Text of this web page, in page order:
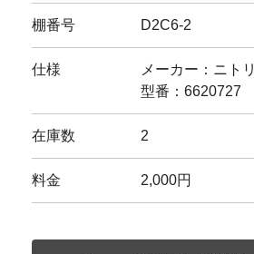
棚番号 D2C6-2
仕様
メーカー：ニトリ
型番：6620727
在庫数 2
料金 2,000円